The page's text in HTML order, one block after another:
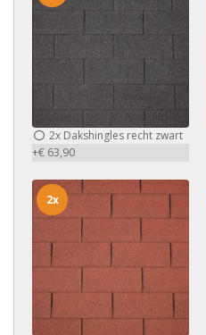
2x Dakshingles recht zwart
+€ 63,90
2x